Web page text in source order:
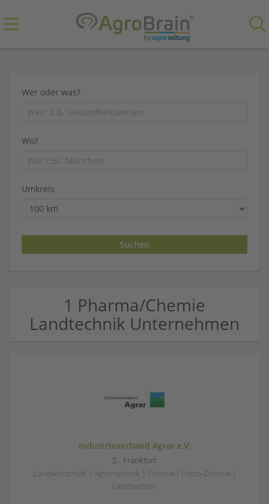
Wer oder was?
Wo?
Umkreis
1 Pharma/Chemie
Landtechnik Unternehmen
Industrieverband Agrar e.V.
Frankfurt
Landwirtschaft | Agrartechnik | Chemie / Petro-Chemie |
Landtechnik